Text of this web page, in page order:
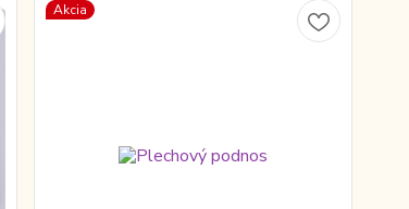
Akcia